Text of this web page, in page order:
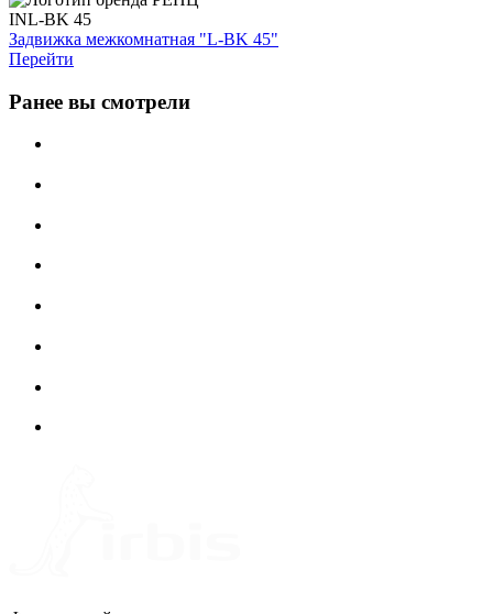
INL-BK 45
Задвижка межкомнатная "L-BK 45"
Перейти
Ранее вы смотрели